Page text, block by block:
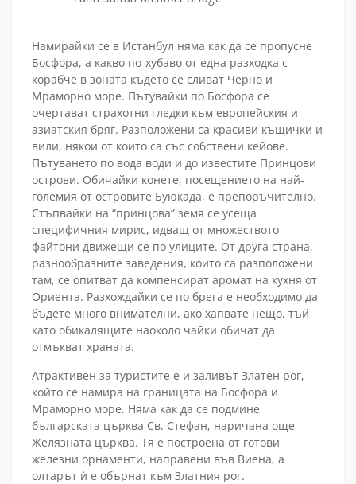
Намирайки се в Истанбул няма как да се пропусне
Босфора, а какво по-хубаво от една разходка с
корабче в зоната където се сливат Черно и
Мраморно море. Пътувайки по Босфора се
очертават страхотни гледки към европейския и
азиатския бряг. Разположени са красиви къщички и
вили, някои от които са със собствени кейове.
Пътуването по вода води и до известите Принцови
острови. Обичайки конете, посещението на най-
големия от островите Буюкада, е препоръчително.
Стъпвайки на “принцова” земя се усеща
специфичния мирис, идващ от множеството
файтони движещи се по улиците. От друга страна,
разнообразните заведения, които са разположени
там, се опитват да компенсират аромат на кухня от
Ориента. Разхождайки се по брега е необходимо да
бъдете много внимателни, ако хапвате нещо, тъй
като обикалящите наоколо чайки обичат да
отмъкват храната.
Атрактивен за туристите е и заливът Златен рог,
който се намира на границата на Босфора и
Мраморно море. Няма как да се подмине
българската църква Св. Стефан, наричана още
Желязната църква. Тя е построена от готови
железни орнаменти, направени във Виена, а
олтарът ѝ е обърнат към Златния рог.